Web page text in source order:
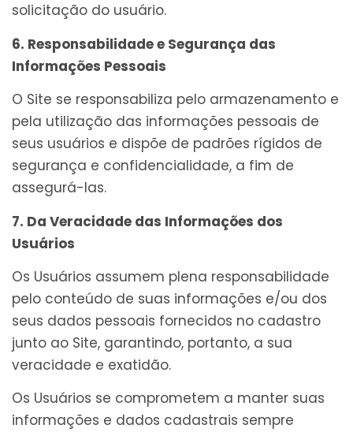
solicitação do usuário.
6. Responsabilidade e Segurança das
Informações Pessoais
O Site se responsabiliza pelo armazenamento e
pela utilização das informações pessoais de
seus usuários e dispõe de padrões rígidos de
segurança e confidencialidade, a fim de
assegurá-las.
7. Da Veracidade das Informações dos
Usuários
Os Usuários assumem plena responsabilidade
pelo conteúdo de suas informações e/ou dos
seus dados pessoais fornecidos no cadastro
junto ao Site, garantindo, portanto, a sua
veracidade e exatidão.
Os Usuários se comprometem a manter suas
informações e dados cadastrais sempre